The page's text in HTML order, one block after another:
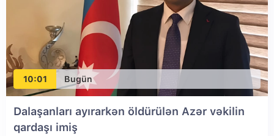
10:01 Bugün
Dalaşanları ayırarkən öldürülən Azər vəkilin
qardaşı imiş